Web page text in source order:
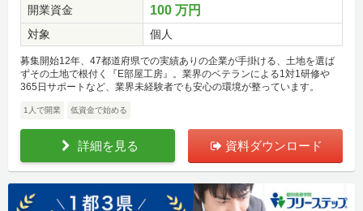
開業資金
100 万円
対象 個人
募集開始12年、47都道府県での実績ありの企業が手掛ける、土地を選ば
ずその土地で根付く『E部屋工房』。業界のベテランによる1対1研修や
365日サポートなど、業界未経験者でも安心の環境が整っています。
1人で開業 低資金で始める
詳細を見る 資料ダウンロード